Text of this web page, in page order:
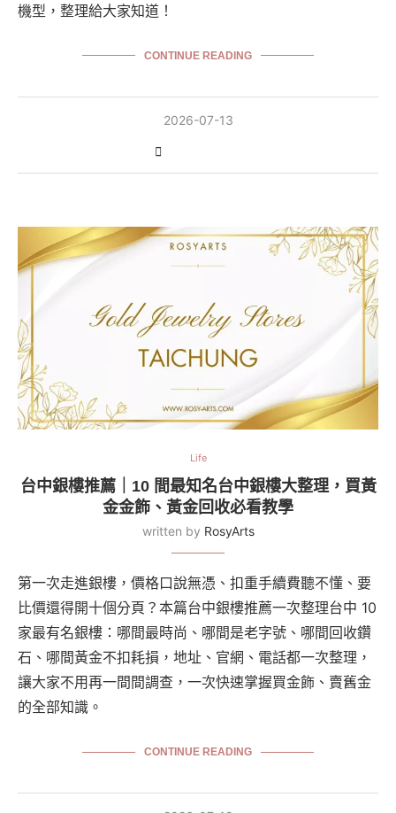
機型，整理給大家知道！
CONTINUE READING
2026-07-13
Life
台中銀樓推薦｜10 間最知名台中銀樓大整理，買黃
金金飾、黃金回收必看教學
written by RosyArts
第一次走進銀樓，價格口說無憑、扣重手續費聽不懂、要
比價還得開十個分頁？本篇台中銀樓推薦一次整理台中 10
家最有名銀樓：哪間最時尚、哪間是老字號、哪間回收鑽
石、哪間黃金不扣耗損，地址、官網、電話都一次整理，
讓大家不用再一間間調查，一次快速掌握買金飾、賣舊金
的全部知識。
CONTINUE READING